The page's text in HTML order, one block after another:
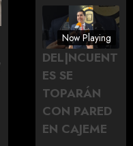
Now Playing
DEL|NCUENT
ES SE
TOPARÁN
CON PARED
EN CAJEME